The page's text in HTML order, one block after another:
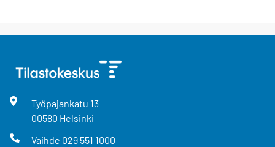
Työpajankatu 13
00580 Helsinki
Vaihde 029 551 1000